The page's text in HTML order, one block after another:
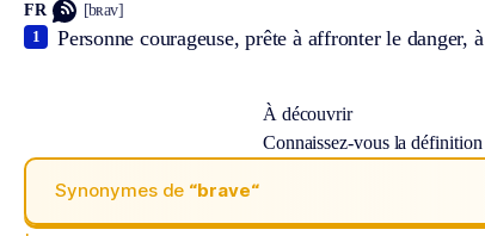
FR [bʀav]
Personne courageuse, prête à affronter le danger,
1
À découvrir
Connaissez-vous la
Synonymes de “brave“